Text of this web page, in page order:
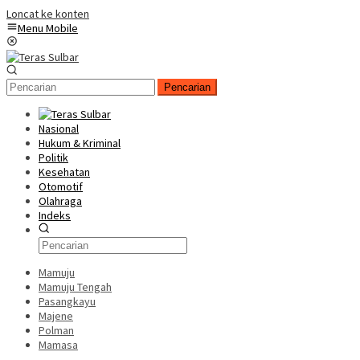
Loncat ke konten
Menu Mobile
Pencarian
Nasional
Hukum & Kriminal
Politik
Kesehatan
Otomotif
Olahraga
Indeks
Mamuju
Mamuju Tengah
Pasangkayu
Majene
Polman
Mamasa